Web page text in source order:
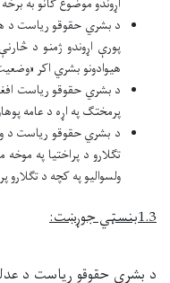
د بشري حقوقو ریاست د
پورې اړوندو ژمنو د
هيوادونو بشري اکر
د بشري حقوقو ریاست
پرمختګ په اړه د عامه
د بشري حقوقو ریاست د
تګلارو د پراختيا په
ولسواليو په کچه د
1.3بنسټي جوړښت:
د بشري حقوقو ریاست د